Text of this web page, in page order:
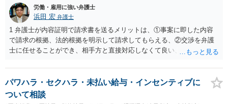
労働・雇用に強い弁護士
浜田 宏 弁護士
1 弁護士が内容証明で請求書を送るメリットは、①事案に即した内容
で請求の根拠、法的根拠を明示して請求してもらえる、②交渉を弁護
士に任せることができ、相手方と直接対応しなくて良い、というとこ
請求は可能ですが、相手が任意に払うかどうかは分かりません。 ２
民事訴訟に証拠の制限はありませんが、秘密録音はプライバシー保護
の観点から、裁判の証拠にする場合には注意が必要です(証拠排除され
る場合があります。)。 ３ 会社がどういう証拠に基づいて、誰が判断
パワハラ・セクハラ・未払い給与・インセンティブに
ついて相談